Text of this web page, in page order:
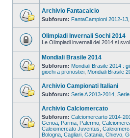
Archivio Fantacalcio
Subforum: FantaCampioni 2012-13
Olimpiadi Invernali Sochi 2014
Le Olimpiadi invernali del 2014 si
Mondiali Brasile 2014
Subforum: Mondiali Brasile 2014 :
giochi a pronostici Mondiali Brasile
Archivio Campionati Italiani
Subforum: Serie A 2013-2014
Archivio Calciomercato
Subforum: Calciomercarto 2014-
Genoa, Parma, Palermo
Calciomercato Juventus
Bologna, Cagliari, Catania, Chievo,